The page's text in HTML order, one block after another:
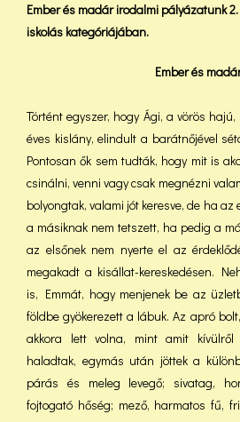
Ember és madár irodalmi pályázatunk
iskolás kategóriájában.
Ember és
Történt egyszer, hogy Ági, a vörös
éves kislány, elindult a barátnőjével
Pontosan ők sem tudták, hogy mit is
csinálni, venni vagy csak megnézni
bolyongtak, valami jót keresve, de ha
a másiknak nem tetszett, ha pedig a
az elsőnek nem nyerte el az
megakadt a kisállat-kereskedésen.
is, Emmát, hogy menjenek be az
földbe gyökerezett a lábuk. Az apró
akkora lett volna, mint amit kívülről
haladtak, egymás után jöttek a
párás és meleg levegő; sivatag,
fojtogató hőség; mező, harmatos fű,